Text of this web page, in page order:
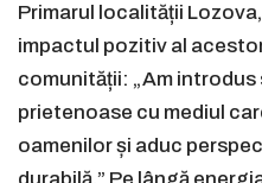
Primarul localității
impactul pozitiv al
comunității: „Am introdus
prietenoase cu mediul
oamenilor și aduc